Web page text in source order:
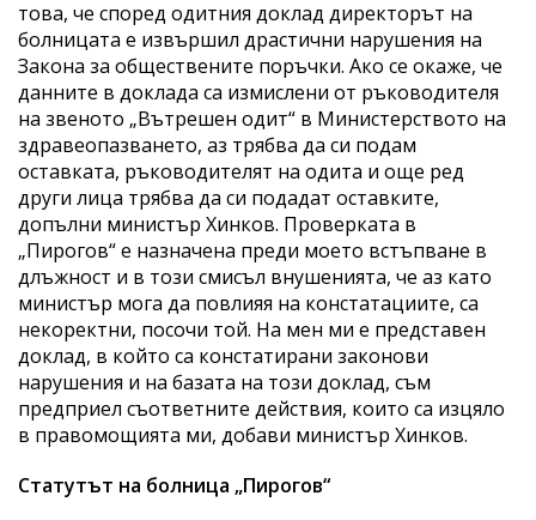
това, че според одитния доклад директорът на
болницата е извършил драстични нарушения на
Закона за обществените поръчки. Ако се окаже, че
данните в доклада са измислени от ръководителя
на звеното „Вътрешен одит“ в Министерството на
здравеопазването, аз трябва да си подам
оставката, ръководителят на одита и още ред
други лица трябва да си подадат оставките,
допълни министър Хинков. Проверката в
„Пирогов“ е назначена преди моето встъпване в
длъжност и в този смисъл внушенията, че аз като
министър мога да повлияя на констатациите, са
некоректни, посочи той. На мен ми е представен
доклад, в който са констатирани законови
нарушения и на базата на този доклад, съм
предприел съответните действия, които са изцяло
в правомощията ми, добави министър Хинков.
Статутът на болница „Пирогов“